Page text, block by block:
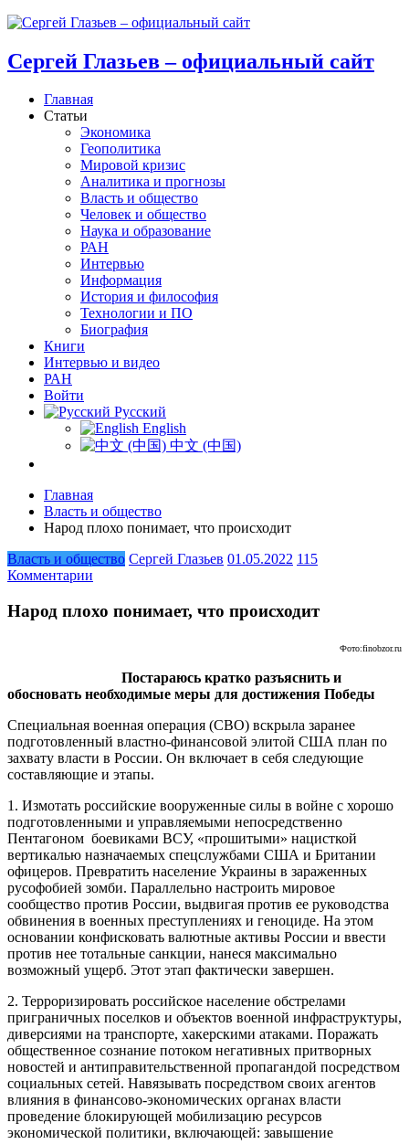
Сергей Глазьев – официальный сайт
Главная
Статьи
Экономика
Геополитика
Мировой кризис
Аналитика и прогнозы
Власть и общество
Человек и общество
Наука и образование
РАН
Интервью
Информация
История и философия
Технологии и ПО
Биография
Книги
Интервью и видео
РАН
Войти
Русский
English
中文 (中国)
Главная
Власть и общество
Народ плохо понимает, что происходит
Власть и общество Сергей Глазьев 01.05.2022 115
Комментарии
Народ плохо понимает, что происходит
Фото:finobzor.ru
Постараюсь кратко разъяснить и
обосновать необходимые меры для достижения Победы
Специальная военная операция (СВО) вскрыла заранее
подготовленный властно-финансовой элитой США план по
захвату власти в России. Он включает в себя следующие
составляющие и этапы.
1. Измотать российские вооруженные силы в войне с хорошо
подготовленными и управляемыми непосредственно
Пентагоном боевиками ВСУ, «прошитыми» нацисткой
вертикалью назначаемых спецслужбами США и Британии
офицеров. Превратить население Украины в зараженных
русофобией зомби. Параллельно настроить мировое
сообщество против России, выдвигая против ее руководства
обвинения в военных преступлениях и геноциде. На этом
основании конфисковать валютные активы России и ввести
против нее тотальные санкции, нанеся максимально
возможный ущерб. Этот этап фактически завершен.
2. Терроризировать российское население обстрелами
приграничных поселков и объектов военной инфраструктуры,
диверсиями на транспорте, хакерскими атаками. Поражать
общественное сознание потоком негативных притворных
новостей и антиправительственной пропагандой посредством
социальных сетей. Навязывать посредством своих агентов
влияния в финансово-экономических органах власти
проведение блокирующей мобилизацию ресурсов
экономической политики, включающей: завышение